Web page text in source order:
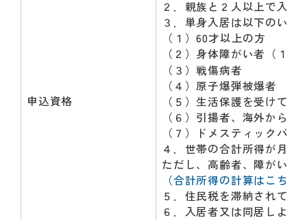
申込資格
２．親族と２人以上で入居
３．単身入居は以下のい
（１）60才以上の方
（２）身体障がい者（１
（３）戦傷病者
（４）原子爆弾被爆者
（５）生活保護を受けて
（６）引揚者、海外から
（７）ドメスティックバ
４．世帯の合計所得が月額
ただし、高齢者、障がい者
（合計所得の計算はこちら
５．住民税を滞納されてい
６．入居者又は同居しよ